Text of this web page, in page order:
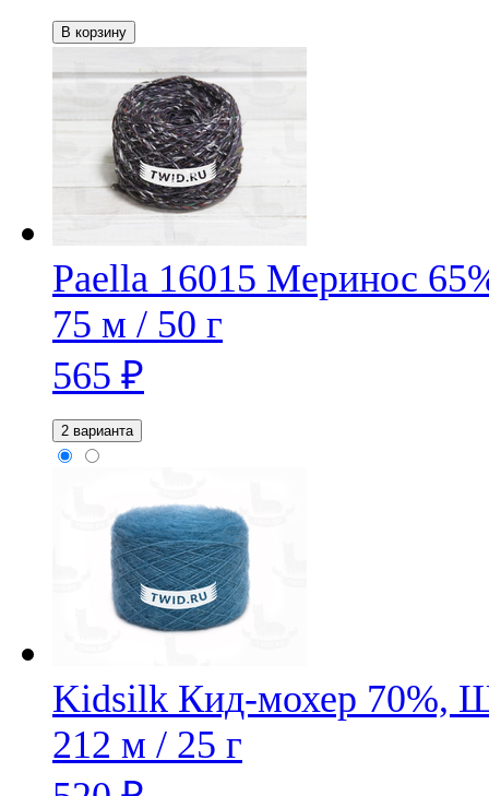
В корзину
Paella 16015 Меринос
75 м / 50 г
565 ₽
2 варианта
Kidsilk Кид-мохер 70%,
212 м / 25 г